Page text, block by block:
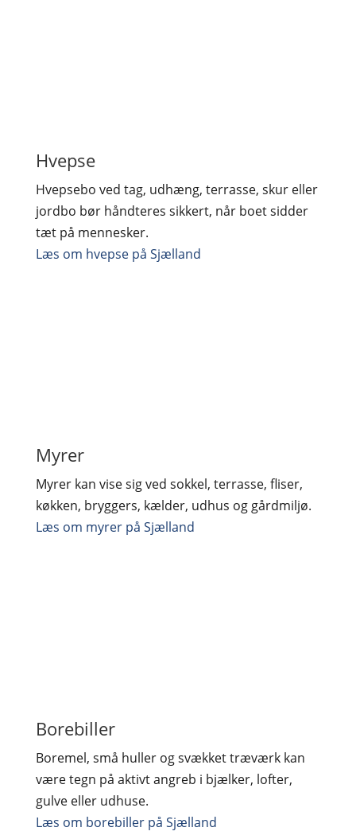
Hvepse
Hvepsebo ved tag, udhæng, terrasse, skur eller
jordbo bør håndteres sikkert, når boet sidder
tæt på mennesker.
Læs om hvepse på Sjælland
Myrer
Myrer kan vise sig ved sokkel, terrasse, fliser,
køkken, bryggers, kælder, udhus og gårdmiljø.
Læs om myrer på Sjælland
Borebiller
Boremel, små huller og svækket træværk kan
være tegn på aktivt angreb i bjælker, lofter,
gulve eller udhuse.
Læs om borebiller på Sjælland